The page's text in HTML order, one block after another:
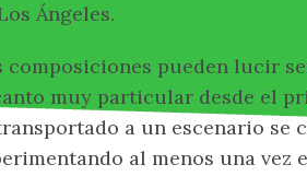
Ángeles.
composiciones pueden lucir
muy particular desde el
a un escenario se
al menos una vez